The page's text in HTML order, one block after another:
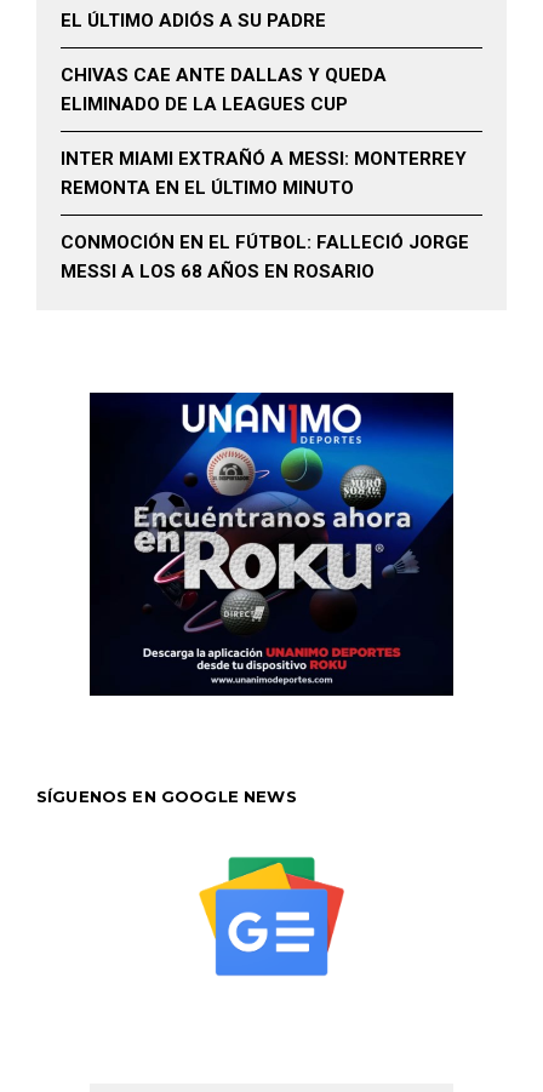
EL ÚLTIMO ADIÓS A SU PADRE
CHIVAS CAE ANTE DALLAS Y QUEDA
ELIMINADO DE LA LEAGUES CUP
INTER MIAMI EXTRAÑÓ A MESSI: MONTERREY
REMONTA EN EL ÚLTIMO MINUTO
CONMOCIÓN EN EL FÚTBOL: FALLECIÓ JORGE
MESSI A LOS 68 AÑOS EN ROSARIO
SÍGUENOS EN GOOGLE NEWS